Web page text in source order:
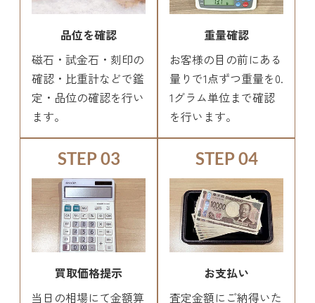
品位を確認
磁石・試金石・刻印の
確認・比重計などで鑑
定・品位の確認を行い
ます。
重量確認
お客様の目の前にある
量りで1点ずつ重量を0.
1グラム単位まで確認
を行います。
STEP 03
買取価格提示
当日の相場にて金額算
STEP 04
お支払い
査定金額にご納得いた